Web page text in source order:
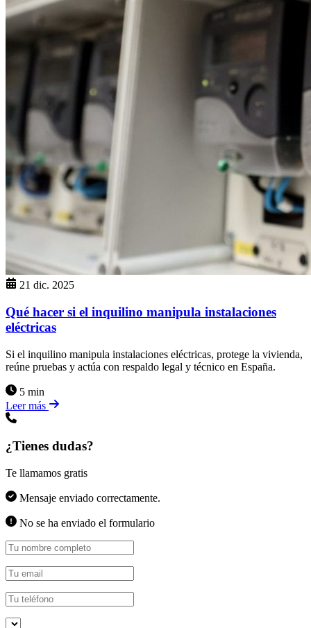
21 dic. 2025
Qué hacer si el inquilino manipula instalaciones
eléctricas
Si el inquilino manipula instalaciones eléctricas, protege la vivienda,
reúne pruebas y actúa con respaldo legal y técnico en España.
5 min
Leer más
¿Tienes dudas?
Te llamamos gratis
Mensaje enviado correctamente.
No se ha enviado el formulario